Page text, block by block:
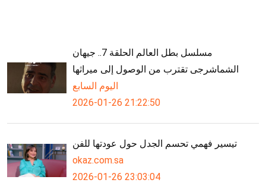
مسلسل بطل العالم الحلقة 7.. جيهان
الشماشرجى تقترب من الوصول إلى ميراثها
اليوم السابع
2026-01-26 21:22:50
تيسير فهمي تحسم الجدل حول عودتها للفن
okaz.com.sa
2026-01-26 23:03:04